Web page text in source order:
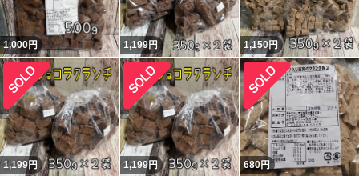
1,000円 1,199円 1,150円
1,199円 1,199円 680円